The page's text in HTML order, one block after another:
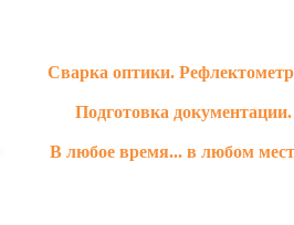
Сварка оптики.
Подготовка документации.
В любое время... в любом